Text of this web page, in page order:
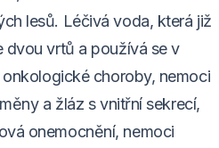
lesů. Léčivá voda, která již
dvou vrtů a používá se v
choroby, nemoci
a žláz s vnitřní sekrecí,
onemocnění, nemoci